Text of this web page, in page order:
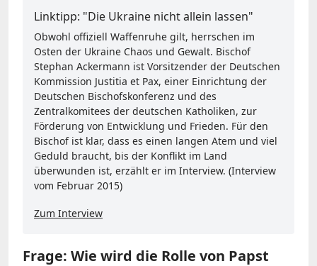
Linktipp: "Die Ukraine nicht allein lassen"
Obwohl offiziell Waffenruhe gilt, herrschen im
Osten der Ukraine Chaos und Gewalt. Bischof
Stephan Ackermann ist Vorsitzender der Deutschen
Kommission Justitia et Pax, einer Einrichtung der
Deutschen Bischofskonferenz und des
Zentralkomitees der deutschen Katholiken, zur
Förderung von Entwicklung und Frieden. Für den
Bischof ist klar, dass es einen langen Atem und viel
Geduld braucht, bis der Konflikt im Land
überwunden ist, erzählt er im Interview. (Interview
vom Februar 2015)
Zum Interview
Frage: Wie wird die Rolle von Papst